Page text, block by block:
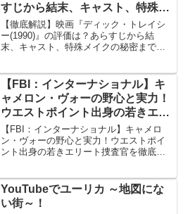
すじから結末、キャスト、特殊メ
イクの秘密まで総まとめ
【徹底解説】映画『ディック・トレイシ
ー(1990)』の評価は？あらすじから結
末、キャスト、特殊メイクの秘密まで総
クライム・アクション映画です。1931年
からアメリカの...
【FBI：インターナショナル】キ
ャメロン・ヴォーの野心と実力！
ウエストポイント出身の若きエリ
ート捜査官を徹底解説
【FBI：インターナショナル】キャメロ
ン・ヴォーの野心と実力！ウエストポイ
ント出身の若きエリート捜査官を徹底解
ルフ製作の大人気犯罪捜査ドラマ『FBI：
インターナシ...
YouTubeでユーリカ ～地図にな
い街～！